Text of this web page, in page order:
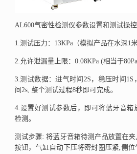
AL600气密性检测仪参数设置和测试操控
1.测试压力：13KPa（模拟产品在水深1
2.允许泄漏量上限：0.08KPa (相当于
3.测试数据：进气时间2S，稳压时间1S
间2s, 整个测试过程8秒即可完成。
4.设置好测试参数后，即可将蓝牙音箱
检测。
测试步骤: 将蓝牙音箱待测产品放置在
按钮，气缸自动下压将密封圈压紧,侧